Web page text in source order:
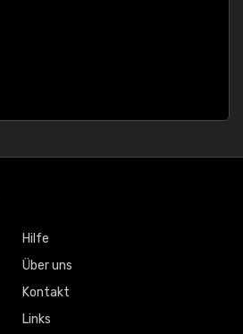
Hilfe
Über uns
Kontakt
Links